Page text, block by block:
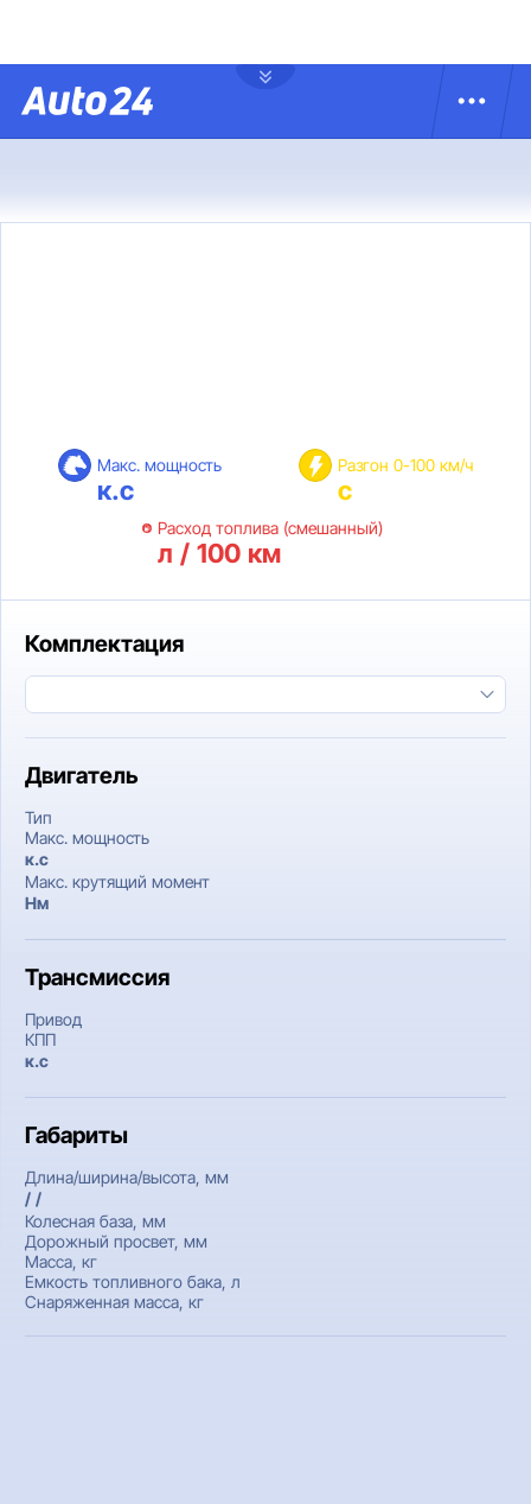
Макс. мощность
к.с
Разгон 0-100 км/ч
с
Расход топлива (смешанный)
л / 100 км
Комплектация
Двигатель
Тип
Макс. мощность
к.c
Макс. крутящий момент
Нм
Трансмиссия
Привод
КПП
к.c
Габариты
Длина/ширина/высота, мм
/ /
Колесная база, мм
Дорожный просвет, мм
Масса, кг
Емкость топливного бака, л
Снаряженная масса, кг